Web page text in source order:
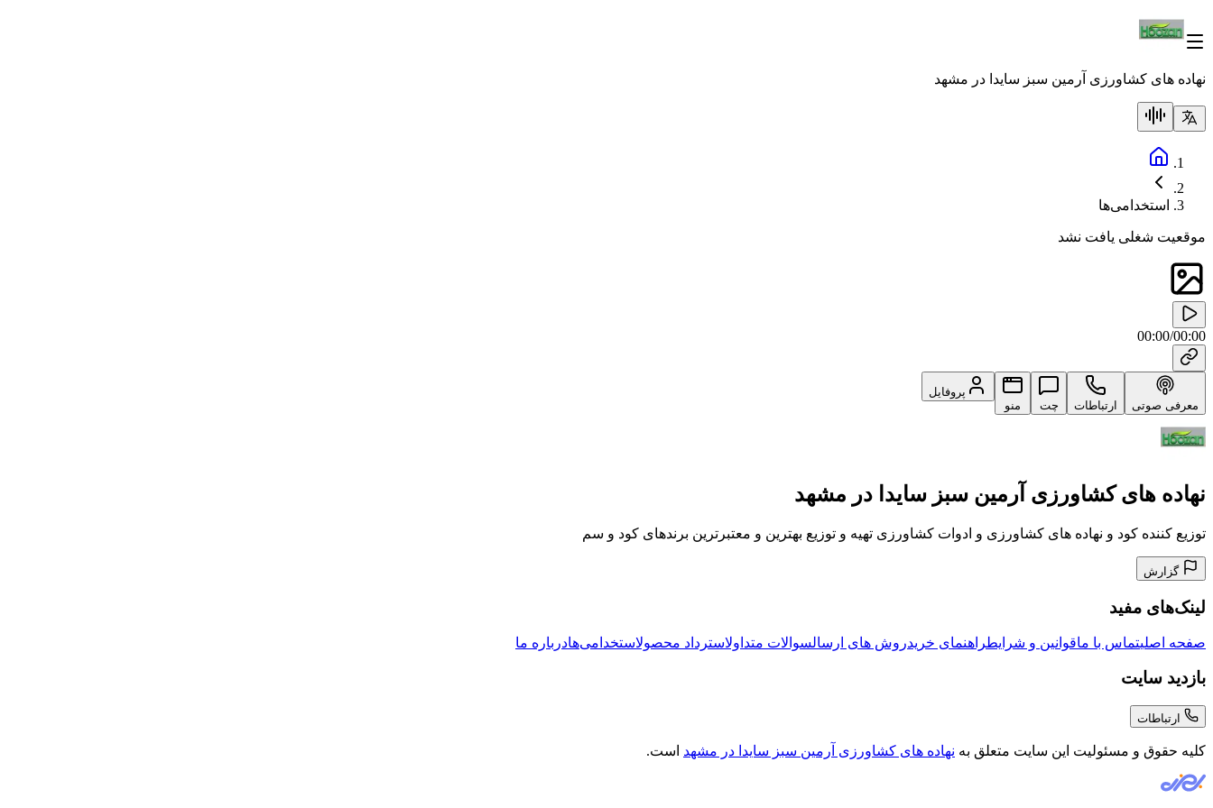
نهاده های کشاورزی آرمین سبز سایدا در مشهد
استخدامی‌ها
موقعیت شغلی یافت نشد
00:00/00:00
معرفی صوتی ارتباطات چت منو
پروفایل
نهاده های کشاورزی آرمین سبز سایدا در مشهد
توزیع کننده کود و نهاده های کشاورزی و ادوات کشاورزی تهیه و توزیع بهترین و معتبرترین برندهای کود و سم
گزارش
لینک‌های مفید
صفحه اصلیتماس با ماقوانین و شرایطراهنمای خریدروش های ارسالسوالات متداولاسترداد محصولاستخدامی‌هادرباره ما
بازدید سایت
ارتباطات
کلیه حقوق و مسئولیت این سایت متعلق به نهاده های کشاورزی آرمین سبز سایدا در مشهد است.